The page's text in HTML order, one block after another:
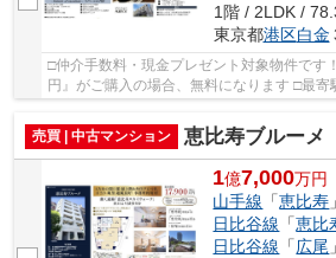
1階 / 2LDK /
東京都港区白金
□仲介手数料・現金プレゼント対象物件です
円』がご購入の場合、無料になります □最
金高輪駅 徒歩約7分 □リノベーション物件
売買 | 中古マンション
恵比寿ブルーメ 仲介手数料無料
1億7,000万円
山手線 「恵比寿
日比谷線 「恵比
日比谷線 「広尾